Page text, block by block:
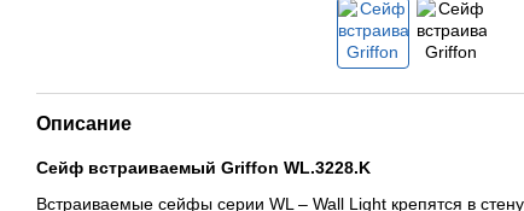
Описание
Сейф встраиваемый Griffon WL.3228.K
Встраиваемые сейфы серии WL – Wall Light крепятся в